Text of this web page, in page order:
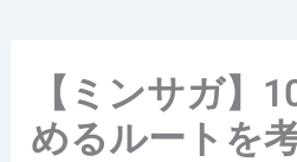
【ミンサガ】
めるルートを